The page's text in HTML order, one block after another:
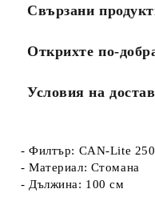
Свързани
Открихте по-
Условия на
- Филтър: CAN-Lite
- Материал: Стомана
- Дължина: 100 см